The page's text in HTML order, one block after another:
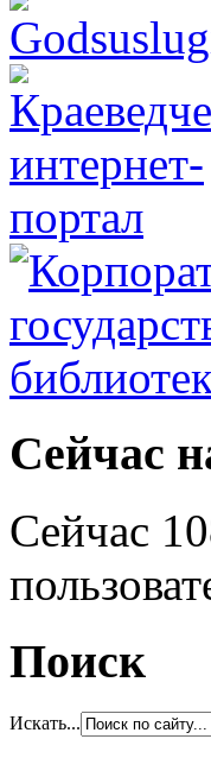
Сейчас
Сейчас
Поиск
Искать...